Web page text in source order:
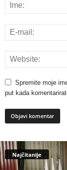
Spremite moje
put kada
Najčitanije